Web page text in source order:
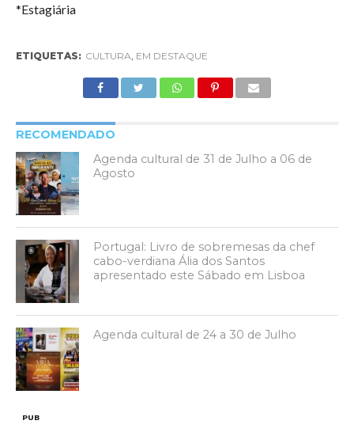
*Estagiária
ETIQUETAS: CULTURA EM DESTAQUE
RECOMENDADO
Agenda cultural de 31 de Julho a 06 de
Agosto
Portugal: Livro de sobremesas da chef
cabo-verdiana Ália dos Santos
apresentado este Sábado em Lisboa
Agenda cultural de 24 a 30 de Julho
PUB